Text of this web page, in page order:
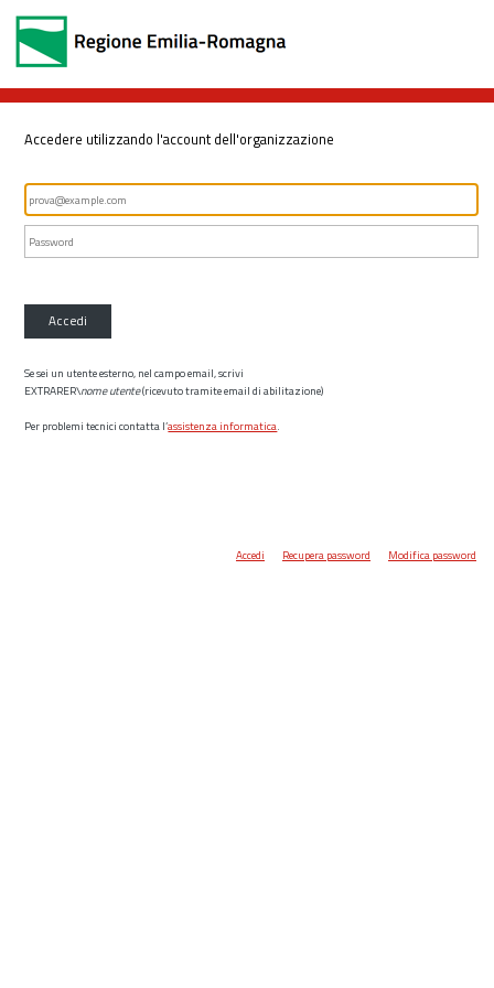
Accedere utilizzando l'account dell'organizzazione
Accedi
Se sei un utente esterno, nel campo email, scrivi
EXTRARER\nome utente(ricevuto tramite email di abilitazione)
Per problemi tecnici contatta l’assistenza informatica.
Accedi Recupera password Modifica password